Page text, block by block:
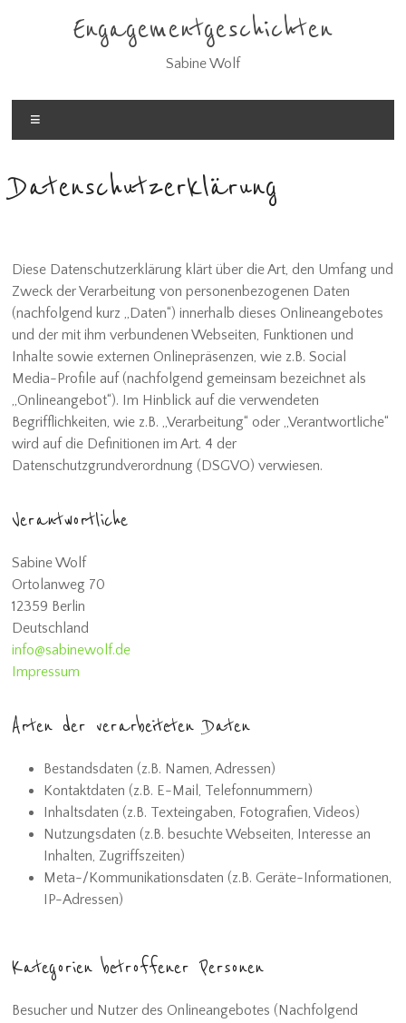
Engagementgeschichten
Sabine Wolf
Datenschutzerklärung
Diese Datenschutzerklärung klärt über die Art, den Umfang und
Zweck der Verarbeitung von personenbezogenen Daten
(nachfolgend kurz „Daten“) innerhalb dieses Onlineangebotes
und der mit ihm verbundenen Webseiten, Funktionen und
Inhalte sowie externen Onlinepräsenzen, wie z.B. Social
Media-Profile auf (nachfolgend gemeinsam bezeichnet als
„Onlineangebot“). Im Hinblick auf die verwendeten
Begrifflichkeiten, wie z.B. „Verarbeitung“ oder „Verantwortliche“
wird auf die Definitionen im Art. 4 der
Datenschutzgrundverordnung (DSGVO) verwiesen.
Verantwortliche
Sabine Wolf
Ortolanweg 70
12359 Berlin
Deutschland
info@sabinewolf.de
Impressum
Arten der verarbeiteten Daten
Bestandsdaten (z.B. Namen, Adressen)
Kontaktdaten (z.B. E-Mail, Telefonnummern)
Inhaltsdaten (z.B. Texteingaben, Fotografien, Videos)
Nutzungsdaten (z.B. besuchte Webseiten, Interesse an
Inhalten, Zugriffszeiten)
Meta-/Kommunikationsdaten (z.B. Geräte-Informationen,
IP-Adressen)
Kategorien betroffener Personen
Besucher und Nutzer des Onlineangebotes (Nachfolgend